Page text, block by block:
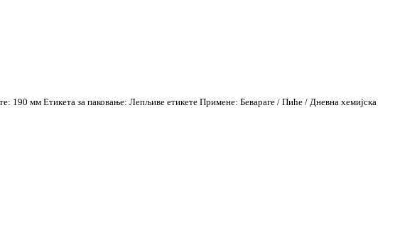
мм Етикета за паковање: Лепљиве етикете Примене: Бевараге / Пиће / Дневна хемијска